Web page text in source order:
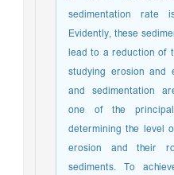
sedimentation
Evidently, these
lead to a reduction of
studying erosion and
and sedimentation
one of the
determining the level
erosion and their
sediments. To